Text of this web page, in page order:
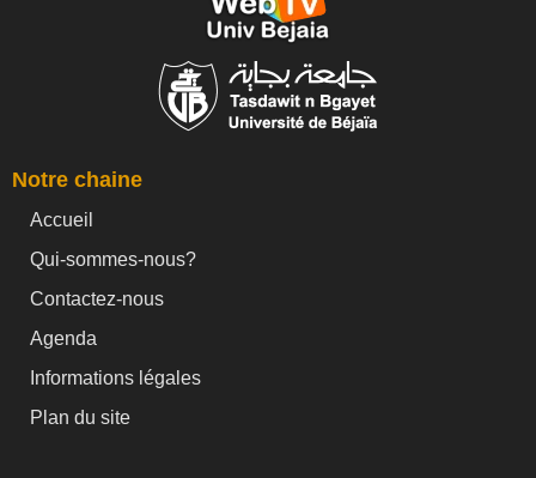
Notre chaine
Accueil
Qui-sommes-nous?
Contactez-nous
Agenda
Informations légales
Plan du site